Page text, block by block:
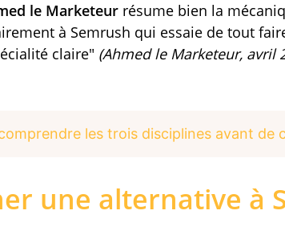
le Marketeur résume bien la
à Semrush qui essaie de tout
claire (Ahmed le Marketeur, avril
comprendre les trois disciplines avant
une alternative à